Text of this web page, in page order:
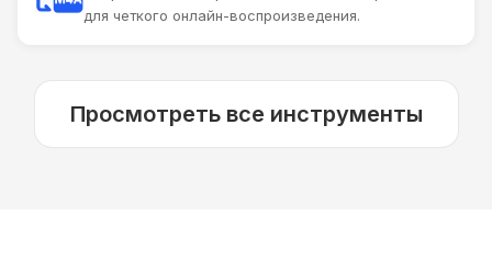
для четкого онлайн-воспроизведения.
Просмотреть все инструменты